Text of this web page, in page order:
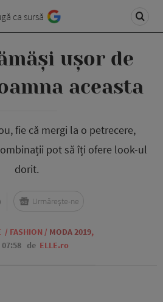
ca sursă
ușor de
aceasta
fie că mergi la o petrecere,
pot să îți ofere look-ul
dorit.
/ FASHION / MODA 2019,
de ELLE.ro
Urmărește-ne